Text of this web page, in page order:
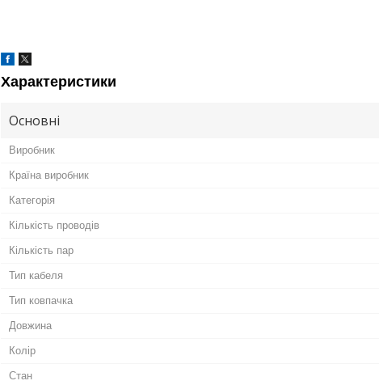
Характеристики
Основні
Виробник
Країна виробник
Категорія
Кількість проводів
Кількість пар
Тип кабеля
Тип ковпачка
Довжина
Колір
Стан